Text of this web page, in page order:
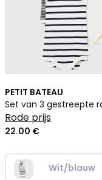
PETIT BATEAU
rode prijs
22.00 €
Wit/blauw